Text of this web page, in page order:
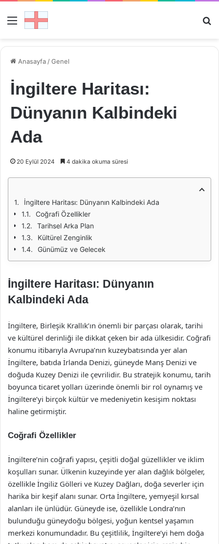
Menü
Anasayfa /Genel
İngiltere Haritası:
Dünyanın Kalbindeki
Ada
20 Eylül 2024 4 dakika okuma süresi
İngiltere Haritası: Dünyanın Kalbindeki Ada
Coğrafi Özellikler
Tarihsel Arka Plan
Kültürel Zenginlik
Günümüz ve Gelecek
İngiltere Haritası: Dünyanın
Kalbindeki Ada
İngiltere, Birleşik Krallık’ın önemli bir parçası olarak, tarihi
ve kültürel derinliği ile dikkat çeken bir ada ülkesidir. Coğrafi
konumu itibarıyla Avrupa’nın kuzeybatısında yer alan
İngiltere, batıda İrlanda Denizi, güneyde Manş Denizi ve
doğuda Kuzey Denizi ile çevrilidir. Bu stratejik konumu, tarih
boyunca ticaret yolları üzerinde önemli bir rol oynamış ve
İngiltere’yi birçok kültür ve medeniyetin kesişim noktası
haline getirmiştir.
Coğrafi Özellikler
İngiltere’nin coğrafi yapısı, çeşitli doğal güzellikler ve iklim
koşulları sunar. Ülkenin kuzeyinde yer alan dağlık bölgeler,
özellikle İngiliz Gölleri ve Kuzey Dağları, doğa severler için
harika bir keşif alanı sunar. Orta İngiltere, yemyeşil kırsal
alanları ile ünlüdür. Güneyde ise, özellikle Londra’nın
bulunduğu güneydoğu bölgesi, yoğun kentsel yaşamın
merkezi konumundadır. Bu çeşitlilik, İngiltere’yi hem doğa